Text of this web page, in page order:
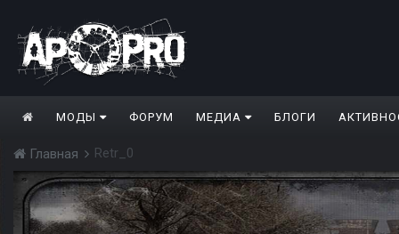
МОДЫ ФОРУМ МЕДИА БЛОГИ
Главная Retr_0